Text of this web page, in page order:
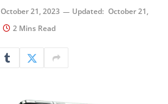
October 21, 2023 Updated: October 21,
2 Mins Read